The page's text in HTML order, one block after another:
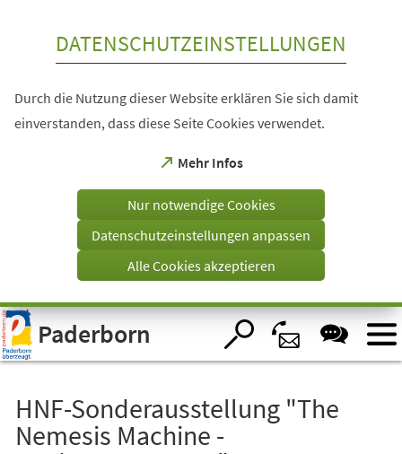
Visuelle
Assistenzsoftware
öffnen.
DATENSCHUTZEINSTELLUNGEN
Durch die Nutzung dieser Website erklären Sie sich damit
einverstanden, dass diese Seite Cookies verwendet.
Mehr Infos
(Öffnet
einem
Tab)
Nur notwendige Cookies
Datenschutzeinstellungen anpassen
Alle Cookies akzeptieren
Paderborn
HNF-Sonderausstellung "The
Nemesis Machine -